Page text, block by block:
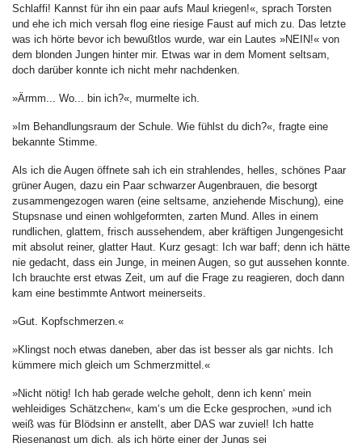
Schlaffi! Kannst für ihn ein paar aufs Maul kriegen!«, sprach Torsten
und ehe ich mich versah flog eine riesige Faust auf mich zu. Das letzte
was ich hörte bevor ich bewußtlos wurde, war ein Lautes »NEIN!« von
dem blonden Jungen hinter mir. Etwas war in dem Moment seltsam,
doch darüber konnte ich nicht mehr nachdenken.
»Ärmm... Wo... bin ich?«, murmelte ich.
»Im Behandlungsraum der Schule. Wie fühlst du dich?«, fragte eine
bekannte Stimme.
Als ich die Augen öffnete sah ich ein strahlendes, helles, schönes Paar
grüner Augen, dazu ein Paar schwarzer Augenbrauen, die besorgt
zusammengezogen waren (eine seltsame, anziehende Mischung), eine
Stupsnase und einen wohlgeformten, zarten Mund. Alles in einem
rundlichen, glattem, frisch aussehendem, aber kräftigen Jungengesicht
mit absolut reiner, glatter Haut. Kurz gesagt: Ich war baff; denn ich hätte
nie gedacht, dass ein Junge, in meinen Augen, so gut aussehen konnte.
Ich brauchte erst etwas Zeit, um auf die Frage zu reagieren, doch dann
kam eine bestimmte Antwort meinerseits.
»Gut. Kopfschmerzen.«
»Klingst noch etwas daneben, aber das ist besser als gar nichts. Ich
kümmere mich gleich um Schmerzmittel.«
»Nicht nötig! Ich hab gerade welche geholt, denn ich kenn‘ mein
wehleidiges Schätzchen«, kam‘s um die Ecke gesprochen, »und ich
weiß was für Blödsinn er anstellt, aber DAS war zuviel! Ich hatte
Riesenangst um dich, als ich hörte einer der Jungs sei